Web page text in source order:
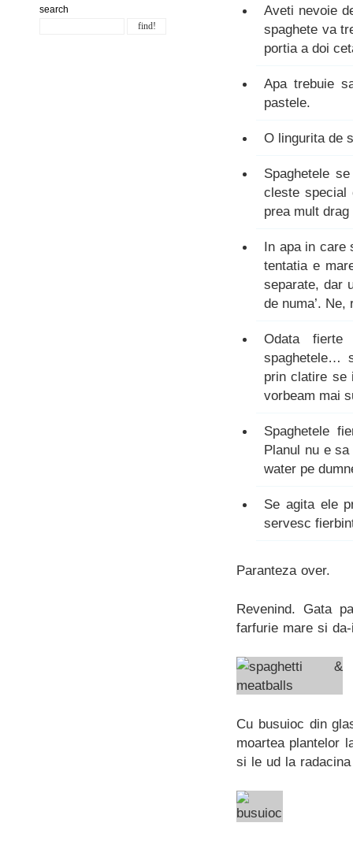
search
Aveti nevoie
spaghete va
portia a doi
Apa trebuie
pastele.
O lingurita de
Spaghetele
cleste special
prea mult
In apa in care
tentatia e
separate, dar
de numa’.
Odata
spaghetele…
prin clatire se
vorbeam mai
Spaghetele
Planul nu e
water pe
Se agita ele
servesc
Paranteza over.
Revenind. Gata
farfurie mare si
Cu busuioc din
moartea plantelor
si le ud la